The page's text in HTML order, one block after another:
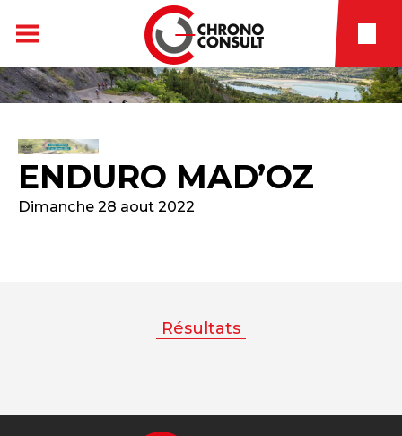
ENDURO MAD’OZ
Dimanche 28 aout 2022
Résultats